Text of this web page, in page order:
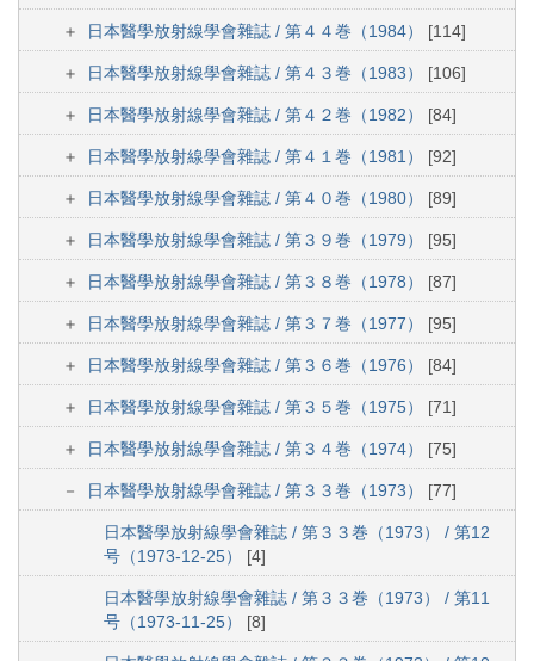
日本醫學放射線學會雜誌 / 第４４巻（1984） [114]
日本醫學放射線學會雜誌 / 第４３巻（1983） [106]
日本醫學放射線學會雜誌 / 第４２巻（1982） [84]
日本醫學放射線學會雜誌 / 第４１巻（1981） [92]
日本醫學放射線學會雜誌 / 第４０巻（1980） [89]
日本醫學放射線學會雜誌 / 第３９巻（1979） [95]
日本醫學放射線學會雜誌 / 第３８巻（1978） [87]
日本醫學放射線學會雜誌 / 第３７巻（1977） [95]
日本醫學放射線學會雜誌 / 第３６巻（1976） [84]
日本醫學放射線學會雜誌 / 第３５巻（1975） [71]
日本醫學放射線學會雜誌 / 第３４巻（1974） [75]
日本醫學放射線學會雜誌 / 第３３巻（1973） [77]
日本醫學放射線學會雜誌 / 第３３巻（1973） / 第12
号（1973-12-25） [4]
日本醫學放射線學會雜誌 / 第３３巻（1973） / 第11
号（1973-11-25） [8]